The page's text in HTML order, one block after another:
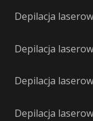
Depilacja
Depilacja
Depilacja
Depilacja